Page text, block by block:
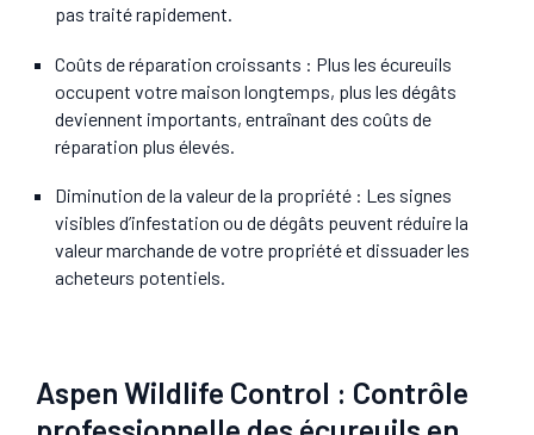
pas traité rapidement.
Coûts de réparation croissants : Plus les écureuils
occupent votre maison longtemps, plus les dégâts
deviennent importants, entraînant des coûts de
réparation plus élevés.
Diminution de la valeur de la propriété : Les signes
visibles d’infestation ou de dégâts peuvent réduire la
valeur marchande de votre propriété et dissuader les
acheteurs potentiels.
Aspen Wildlife Control : Contrôle